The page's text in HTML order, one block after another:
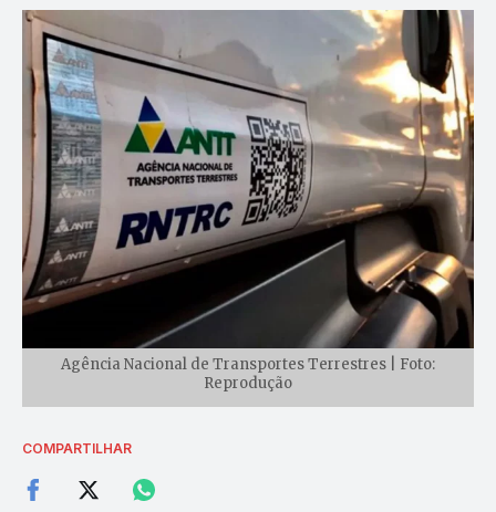
Agência Nacional de Transportes Terrestres | Foto:
Reprodução
COMPARTILHAR